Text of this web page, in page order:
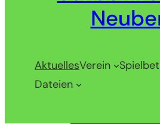
AktuellesVerein
Dateien